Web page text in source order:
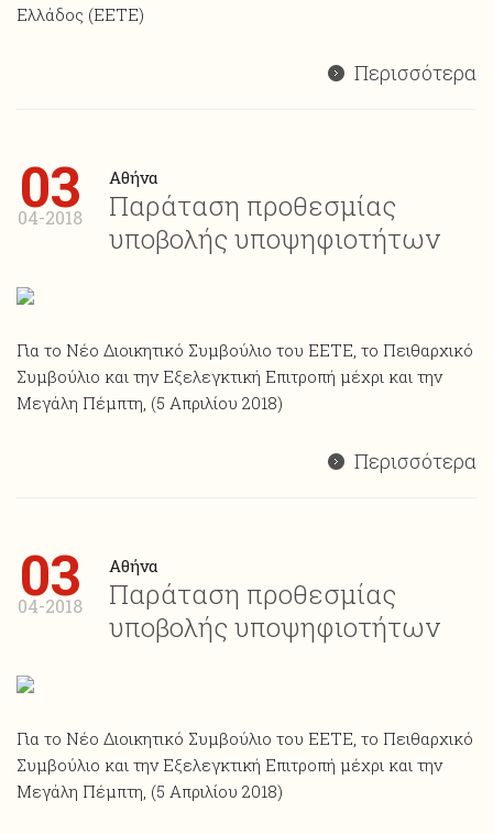
Ελλάδος (EETE)
Περισσότερα
03
04-2018
Αθήνα
Παράταση προθεσμίας
υποβολής υποψηφιοτήτων
Για το Νέο Διοικητικό Συμβούλιο του ΕΕΤΕ, το Πειθαρχικό
Συμβούλιο και την Εξελεγκτική Επιτροπή μέχρι και την
Μεγάλη Πέμπτη, (5 Απριλίου 2018)
Περισσότερα
03
04-2018
Αθήνα
Παράταση προθεσμίας
υποβολής υποψηφιοτήτων
Για το Νέο Διοικητικό Συμβούλιο του ΕΕΤΕ, το Πειθαρχικό
Συμβούλιο και την Εξελεγκτική Επιτροπή μέχρι και την
Μεγάλη Πέμπτη, (5 Απριλίου 2018)